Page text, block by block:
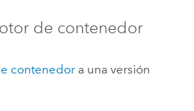
de contenedor
contenedora una versión